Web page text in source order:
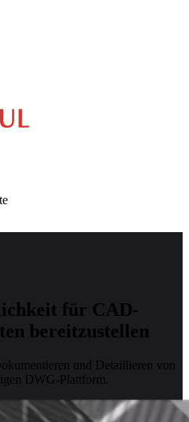
für CAD-
bereitzustellen
und Detaillieren von
DWG-Plattform.